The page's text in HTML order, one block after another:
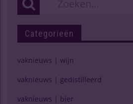
Categorieën
vaknieuws | wijn
vaknieuws | gedistilleerd
vaknieuws | bier